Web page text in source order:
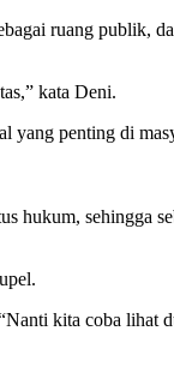
ruang publik,
kata Deni.
penting di
hukum, sehingga
kita coba lihat